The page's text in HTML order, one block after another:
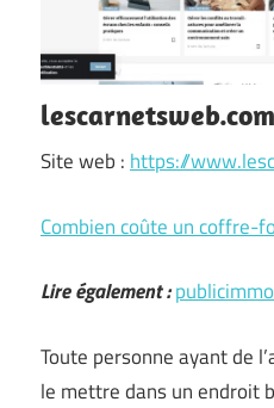
lescarnetsweb.com
Site web : https://
Combien coûte un coffre-
Lire également :
Toute personne ayant de
le mettre dans un endroit